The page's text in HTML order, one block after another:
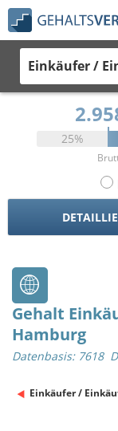
Einkäufer /
25%
Gehalt
Hamburg
Datenbasis: 7618
Einkäufer /